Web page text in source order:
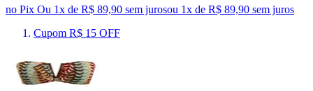
no Pix Ou 1x de R$ 89,90 sem jurosou 1x de R$ 89,90 sem juros
Cupom R$ 15 OFF